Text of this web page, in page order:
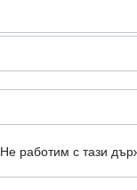
Не работим с тази